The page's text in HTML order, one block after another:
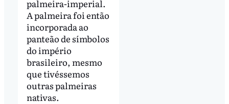
palmeira-imperial.
A palmeira foi então
incorporada ao
panteão de símbolos
do império
brasileiro, mesmo
que tivéssemos
outras palmeiras
nativas.